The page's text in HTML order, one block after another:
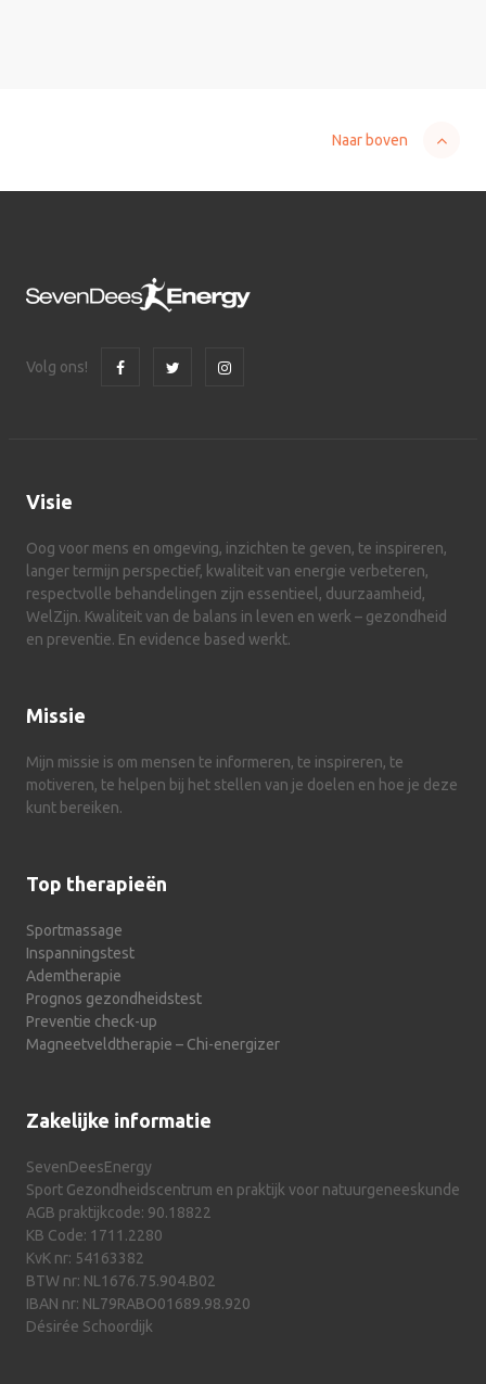
Naar boven
Volg ons!
Visie
Oog voor mens en omgeving, inzichten te geven, te inspireren,
langer termijn perspectief, kwaliteit van energie verbeteren,
respectvolle behandelingen zijn essentieel, duurzaamheid,
WelZijn. Kwaliteit van de balans in leven en werk – gezondheid
en preventie. En evidence based werkt.
Missie
Mijn missie is om mensen te informeren, te inspireren, te
motiveren, te helpen bij het stellen van je doelen en hoe je deze
kunt bereiken.
Top therapieën
Sportmassage
Inspanningstest
Ademtherapie
Prognos gezondheidstest
Preventie check-up
Magneetveldtherapie – Chi-energizer
Zakelijke informatie
SevenDeesEnergy
Sport Gezondheidscentrum en praktijk voor natuurgeneeskunde
AGB praktijkcode: 90.18822
KB Code: 1711.2280
KvK nr: 54163382
BTW nr: NL1676.75.904.B02
IBAN nr: NL79RABO01689.98.920
Désirée Schoordijk